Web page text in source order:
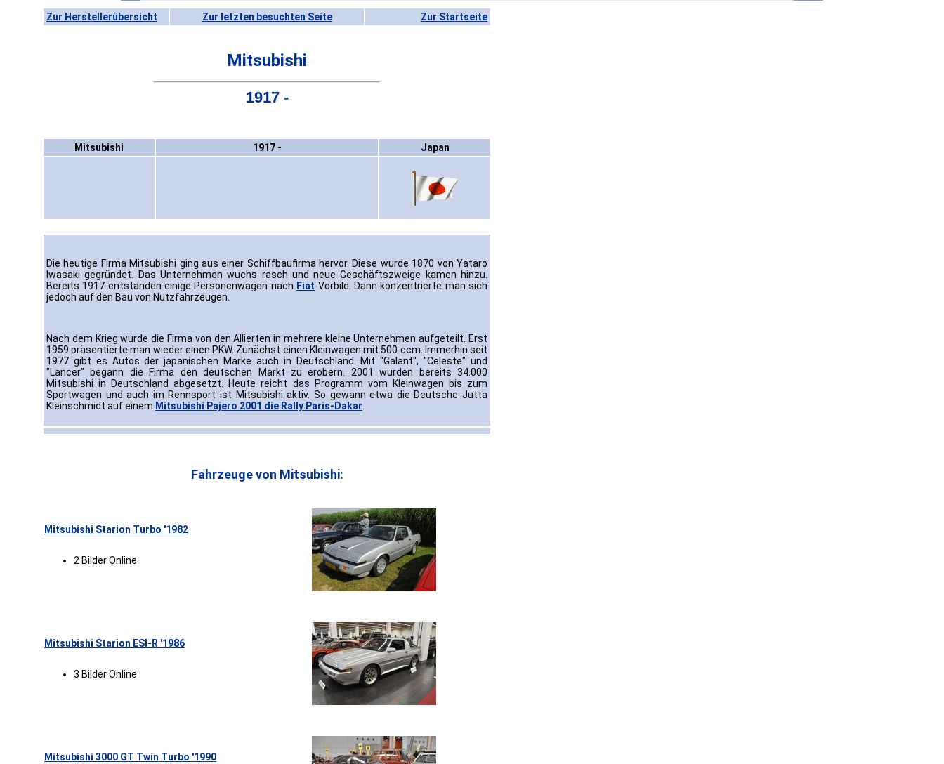
Zur Herstellerübersicht Zur letzten besuchten Seite Zur Startseite
Mitsubishi
1917 -
Mitsubishi 1917 - Japan
Die heutige Firma Mitsubishi ging aus einer Schiffbaufirma hervor. Diese wurde 1870 von Yataro
Iwasaki gegründet. Das Unternehmen wuchs rasch und neue Geschäftszweige kamen hinzu.
Bereits 1917 entstanden einige Personenwagen nach Fiat-Vorbild. Dann konzentrierte man sich
jedoch auf den Bau von Nutzfahrzeugen.
Nach dem Krieg wurde die Firma von den Allierten in mehrere kleine Unternehmen aufgeteilt. Erst
1959 präsentierte man wieder einen PKW. Zunächst einen Kleinwagen mit 500 ccm. Immerhin seit
1977 gibt es Autos der japanischen Marke auch in Deutschland. Mit "Galant", "Celeste" und
"Lancer" begann die Firma den deutschen Markt zu erobern. 2001 wurden bereits 34.000
Mitsubishi in Deutschland abgesetzt. Heute reicht das Programm vom Kleinwagen bis zum
Sportwagen und auch im Rennsport ist Mitsubishi aktiv. So gewann etwa die Deutsche Jutta
Kleinschmidt auf einem Mitsubishi Pajero 2001 die Rally Paris-Dakar
Fahrzeuge von Mitsubishi:
Mitsubishi Starion Turbo '1982
2 Bilder Online
Mitsubishi Starion ESI-R '1986
3 Bilder Online
Mitsubishi 3000 GT Twin Turbo '1990